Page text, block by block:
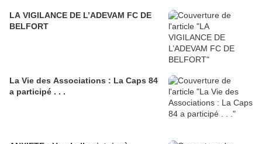
LA VIGILANCE DE L’ADEVAM FC DE
BELFORT
La Vie des Associations : La Caps 84
a participé . . .